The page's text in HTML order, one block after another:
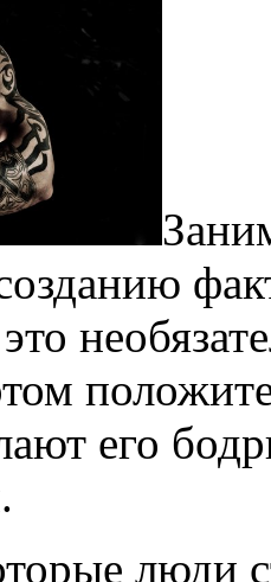
его
люди